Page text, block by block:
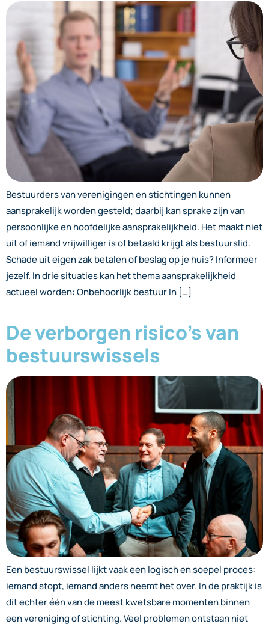
Bestuurders van verenigingen en stichtingen kunnen
aansprakelijk worden gesteld; daarbij kan sprake zijn van
persoonlijke en hoofdelijke aansprakelijkheid. Het maakt niet
uit of iemand vrijwilliger is of betaald krijgt als bestuurslid.
Schade uit eigen zak betalen of beslag op je huis? Informeer
jezelf. In drie situaties kan het thema aansprakelijkheid
actueel worden: Onbehoorlijk bestuur In […]
De verborgen risico’s van
bestuurswissels
Een bestuurswissel lijkt vaak een logisch en soepel proces:
iemand stopt, iemand anders neemt het over. In de praktijk is
dit echter één van de meest kwetsbare momenten binnen
een vereniging of stichting. Veel problemen ontstaan niet